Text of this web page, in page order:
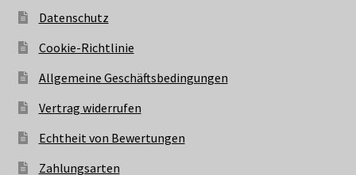
Datenschutz
Cookie-Richtlinie
Allgemeine Geschäftsbedingungen
Vertrag widerrufen
Echtheit von Bewertungen
Zahlungsarten